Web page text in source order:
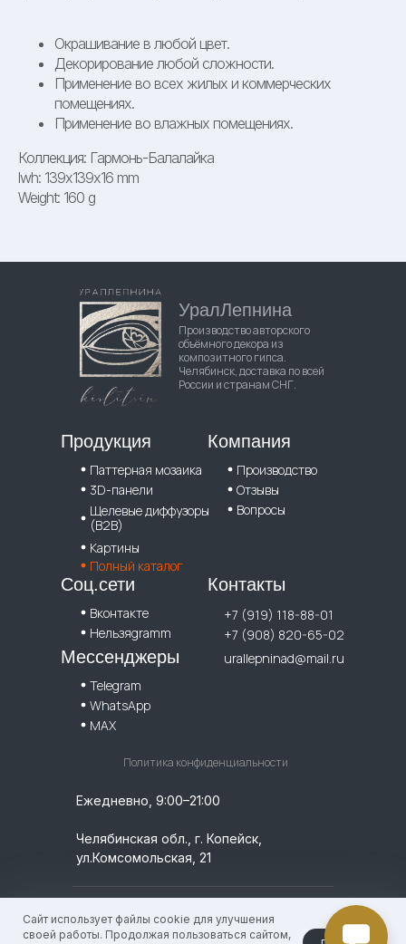
Окрашивание в любой цвет.
Декорирование любой сложности.
Применение во всех жилых и коммерческих
помещениях.
Применение во влажных помещениях.
Коллекция: Гармонь-Балалайка
lwh: 139x139x16 mm
Weight: 160 g
Паттерная мозаика
3D-панели
Щелевые диффузоры
(B2B)
Картины
Полный каталог
УралЛепнина
Продукция
+7 (919) 118-88-01
+7 (908) 820-65-02
urallepninad@mail.ru
Политика конфиденциальности
Контакты
Производство
Отзывы
Вопросы
Компания
Вконтакте
Нельзяgramm
Соц.сети
Telegram
WhatsApp
MAX
Мессенджеры
Производство авторского
объёмного декора из
композитного гипса.
Челябинск, доставка по всей
России и странам СНГ.
Ежедневно, 9:00–21:00
Челябинская обл., г. Копейск,
ул.Комсомольская, 21
© 2026 УралЛепнина. ИП Кислицин Денис
Геннадьевич, / ИНН: 744924756009 /
Сайт использует файлы cookie для улучшения
своей работы. Продолжая пользоваться сайтом,